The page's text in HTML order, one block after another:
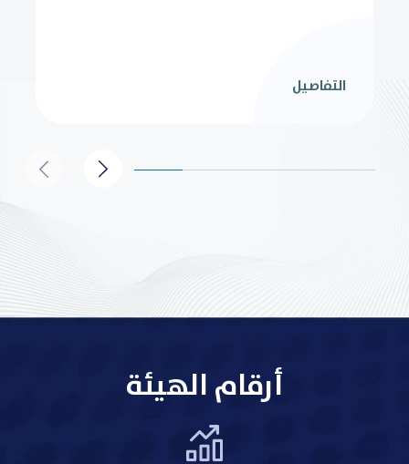
التفاصيل
أرقام الهيئة